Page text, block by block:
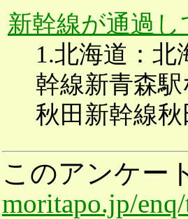
新幹線が通過
1.北海道：北
幹線新青森
秋田新幹線
このアンケー
moritapo.jp/